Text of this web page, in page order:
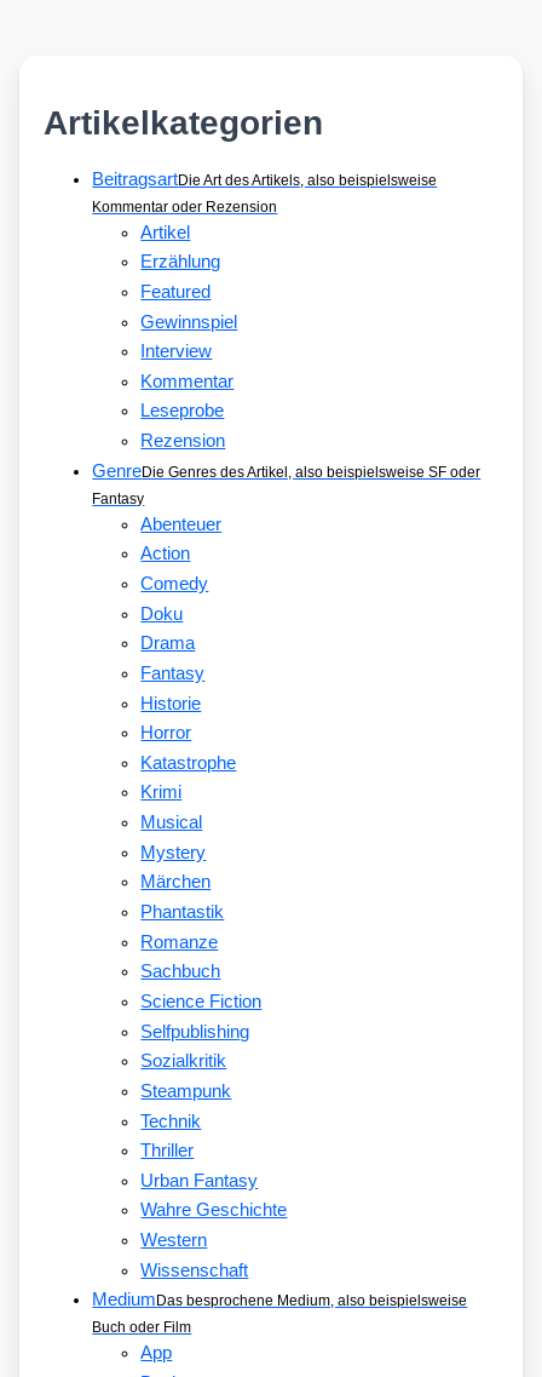
Artikelkategorien
BeitragsartDie Art des Artikels, also beispielsweise
Kommentar oder Rezension
Artikel
Erzählung
Featured
Gewinnspiel
Interview
Kommentar
Leseprobe
Rezension
GenreDie Genres des Artikel, also beispielsweise SF oder
Fantasy
Abenteuer
Action
Comedy
Doku
Drama
Fantasy
Historie
Horror
Katastrophe
Krimi
Musical
Mystery
Märchen
Phantastik
Romanze
Sachbuch
Science Fiction
Selfpublishing
Sozialkritik
Steampunk
Technik
Thriller
Urban Fantasy
Wahre Geschichte
Western
Wissenschaft
Medium Das besprochene Medium, also beispielsweise
Buch oder Film
App